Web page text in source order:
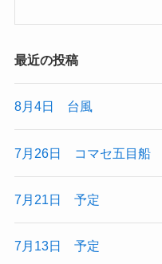
最近の投稿
8月4日 台風
7月26日 コマセ五目船
7月21日 予定
7月13日 予定